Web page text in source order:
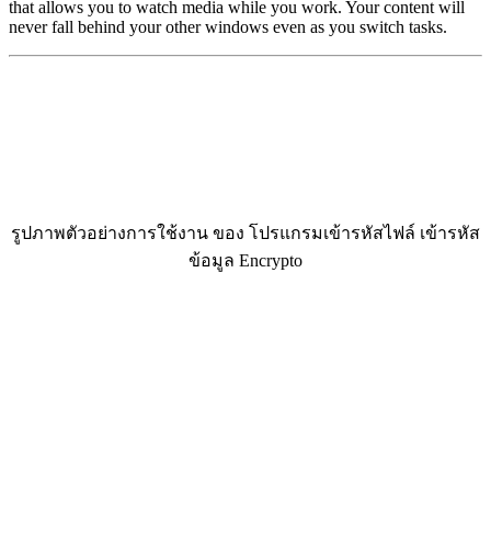
that allows you to watch media while you work. Your content will
never fall behind your other windows even as you switch tasks.
รูปภาพตัวอย่างการใช้งาน ของ โปรแกรมเข้ารหัสไฟล์ เข้ารหัส
ข้อมูล Encrypto